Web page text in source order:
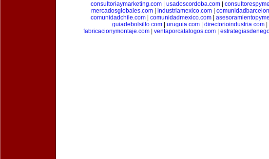
consultoriaymarketing.com
usadoscordoba.com
mercadosglobales.com| industriamexico.com|
comunidadchile.com
comunidadmexico.com
guiadebolsillo.com| uruguia.com| directorioindustria.com|
fabricacionymontaje.com| ventaporcatalogos.com|